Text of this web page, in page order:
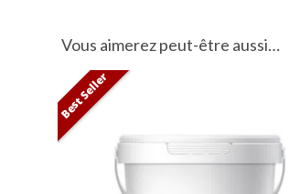
Vous aimerez peut-être aussi…
Best Seller